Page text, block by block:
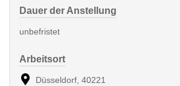
Dauer der Anstellung
unbefristet
Arbeitsort
Düsseldorf, 40221